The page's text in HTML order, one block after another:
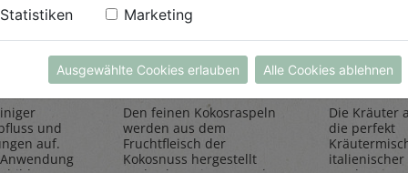
und
auf.
Kokosraspeln
250g
Rapunzel Naturkost
Den feinen Kokosraspeln
werden aus dem
Fruchtfleisch der
Kokosnuss hergestellt
Sonnentor
Die Kräuter
die perfekt
italienischer
Statistiken Marketing
Ausgewählte Cookies erlauben Alle Cookies ablehnen